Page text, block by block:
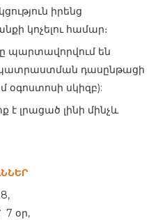
իրենց
կոչելու համար։
պարտավորվում են
դասընթացի
օգոստոսի սկիզբ):
է լրացած լինի մինչև
7 օր,